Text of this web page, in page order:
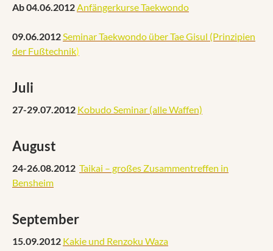
Ab 04.06.2012Anfängerkurse Taekwondo
09.06.2012Seminar Taekwondo über Tae Gisul (Prinzipien
der Fußtechnik)
Juli
27-29.07.2012 Kobudo Seminar (alle Waffen)
August
24-26.08.2012 Taikai – großes Zusammentreffen in
Bensheim
September
15.09.2012 Kakie und Renzoku Waza